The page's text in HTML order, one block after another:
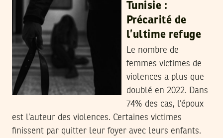
Tunisie :
Précarité de
l’ultime refuge
Le nombre de
femmes victimes de
violences a plus que
doublé en 2022. Dans
74% des cas, l’époux
est l’auteur des violences. Certaines victimes
finissent par quitter leur foyer avec leurs enfants.